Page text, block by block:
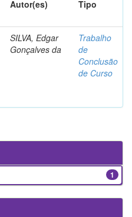
Autor(es) Tipo
SILVA, Edgar
Gonçalves da
Trabalho
de
Conclusão
de Curso
1